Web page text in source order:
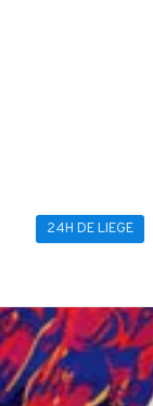
24H DE LIEGE